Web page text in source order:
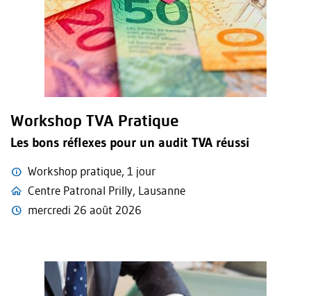
Workshop TVA Pratique
Les bons réflexes pour un audit TVA réussi
Workshop pratique, 1 jour
Centre Patronal Prilly, Lausanne
mercredi 26 août 2026